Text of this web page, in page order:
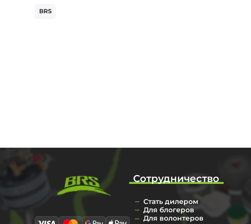
BRS
Сотрудничество
Стать дилером
Для блогеров
Для волонтеров